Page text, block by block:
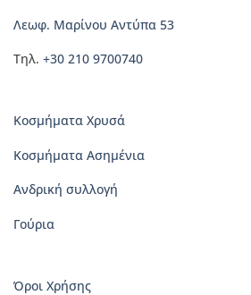
Λεωφ. Μαρίνου Αντύπα 53
Τηλ. +30 210 9700740
Κοσμήματα Χρυσά
Κοσμήματα Ασημένια
Ανδρική συλλογή
Γούρια
Όροι Χρήσης